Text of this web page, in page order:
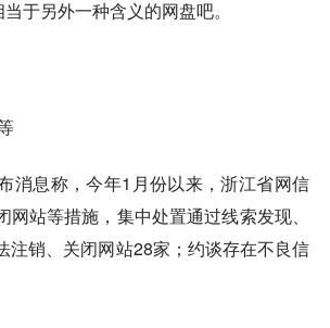
于另外一种含义的网盘吧。
消息称，今年1月份以来，浙江省网信
站等措施，集中处置通过线索发现、
销、关闭网站28家；约谈存在不良信